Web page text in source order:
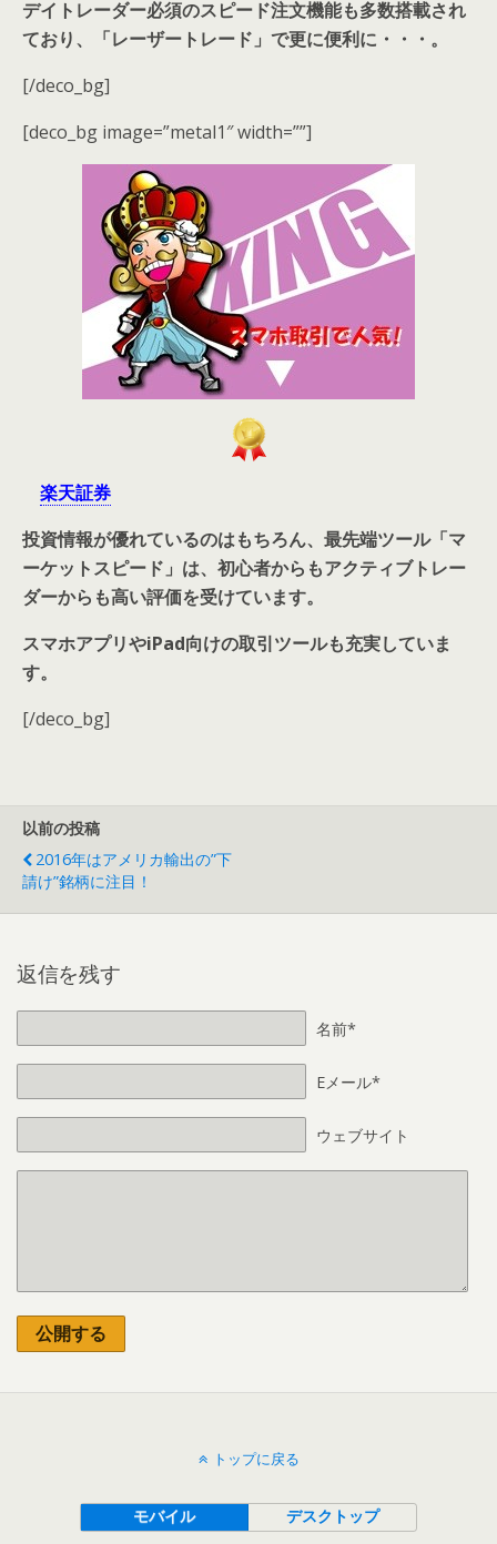
デイトレーダー必須のスピード注文機能も多数搭載され
ており、「レーザートレード」で更に便利に・・・。
[/deco_bg]
[deco_bg image=”metal1″ width=””]
楽天証券
投資情報が優れているのはもちろん、最先端ツール「マ
ーケットスピード」は、初心者からもアクティブトレー
ダーからも高い評価を受けています。
スマホアプリやiPad向けの取引ツールも充実していま
す。
[/deco_bg]
以前の投稿
2016年はアメリカ輸出の”下
請け”銘柄に注目！
返信を残す
名前*
Eメール*
ウェブサイト
公開する
トップに戻る
モバイル デスクトップ